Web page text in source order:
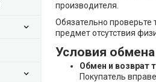
производителя.
Обязательно проверьте
предмет отсутствия
Условия обмена
Обмен и возврат
Покупатель